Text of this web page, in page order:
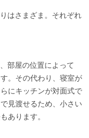
はさまざま。それぞれ
部屋の位置によって
。その代わり、寝室が
にキッチンが対面式で
見渡せるため、小さい
あります。